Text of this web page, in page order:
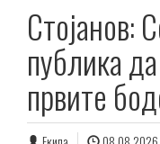
Стојанов:
публика
првите